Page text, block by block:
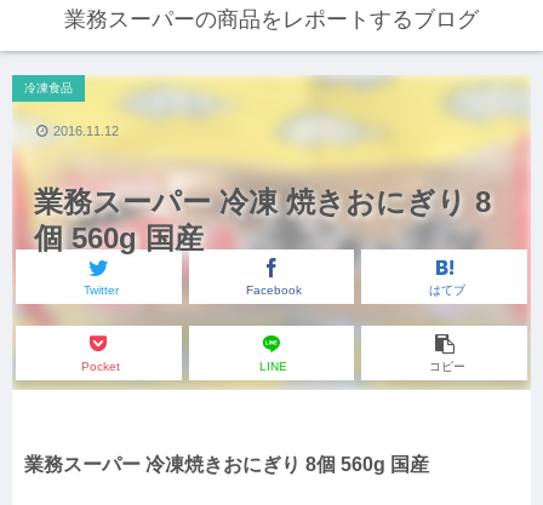
業務スーパーの商品をレポートするブログ
業務スーパー 冷凍 焼きおにぎり 8
個 560g 国産
冷凍食品
Twitter Facebook はてブ
Pocket LINE コピー
2016.11.12
業務スーパー 冷凍焼きおにぎり 8個 560g 国産